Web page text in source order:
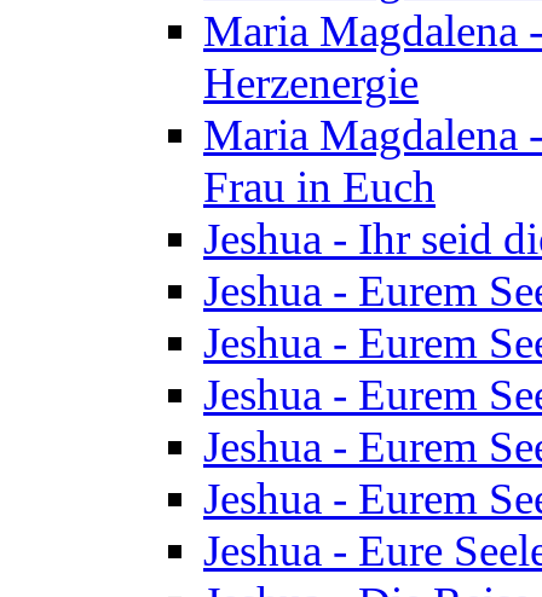
Maria Magdalena
Herzenergie
Maria Magdalena
Frau in Euch
Jeshua - Ihr seid
Jeshua - Eurem
Jeshua - Eurem
Jeshua - Eurem
Jeshua - Eurem
Jeshua - Eurem
Jeshua - Eure